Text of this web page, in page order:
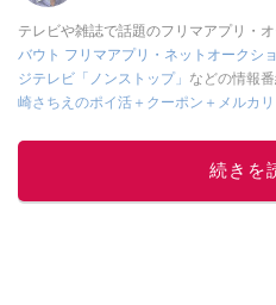
テレビや雑誌で話題のフリマアプリ・
バウト フリマアプリ・ネットオークシ
ジテレビ「ノンストップ」 などの情報番
崎さちえのポイ活＋クーポン＋メルカ
的に稼ぐ！』（翔泳社刊）
■経歴：2003年、夫が子育てをするた
続きを